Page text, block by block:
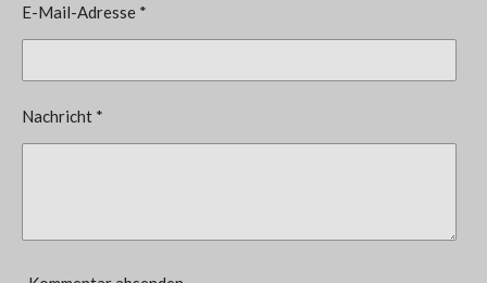
E-Mail-Adresse *
Nachricht *